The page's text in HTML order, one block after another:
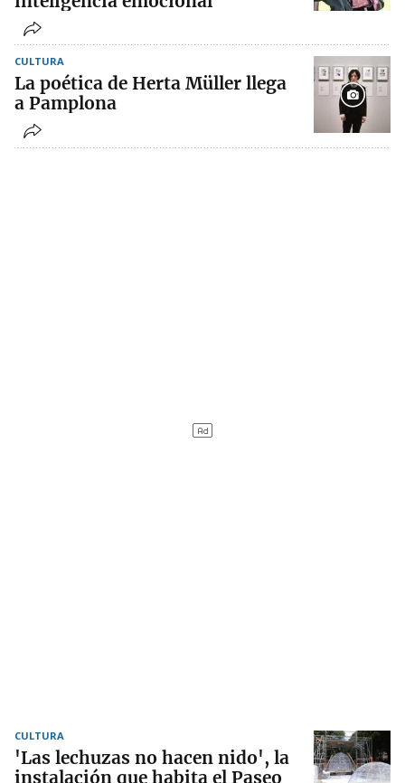
CULTURA
La poética de Herta Müller llega
a Pamplona
CULTURA
'Las lechuzas no hacen nido', la
instalación que habita el Paseo